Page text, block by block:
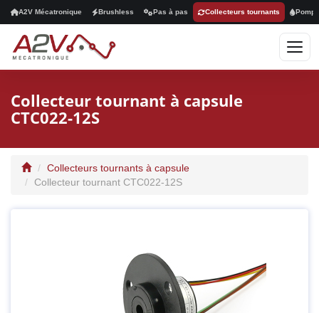
A2V Mécatronique Brushless Pas à pas Collecteurs tournants
Collecteur tournant à capsule
CTC022-12S
Collecteurs tournants à capsule
Collecteur tournant CTC022-12S